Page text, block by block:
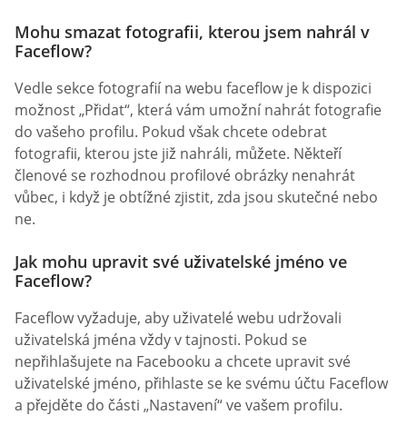
Mohu smazat fotografii, kterou jsem nahrál v
Faceflow?
Vedle sekce fotografií na webu faceflow je k dispozici
možnost „Přidat“, která vám umožní nahrát fotografie
do vašeho profilu. Pokud však chcete odebrat
fotografii, kterou jste již nahráli, můžete. Někteří
členové se rozhodnou profilové obrázky nenahrát
vůbec, i když je obtížné zjistit, zda jsou skutečné nebo
ne.
Jak mohu upravit své uživatelské jméno ve
Faceflow?
Faceflow vyžaduje, aby uživatelé webu udržovali
uživatelská jména vždy v tajnosti. Pokud se
nepřihlašujete na Facebooku a chcete upravit své
uživatelské jméno, přihlaste se ke svému účtu Faceflow
a přejděte do části „Nastavení“ ve vašem profilu.